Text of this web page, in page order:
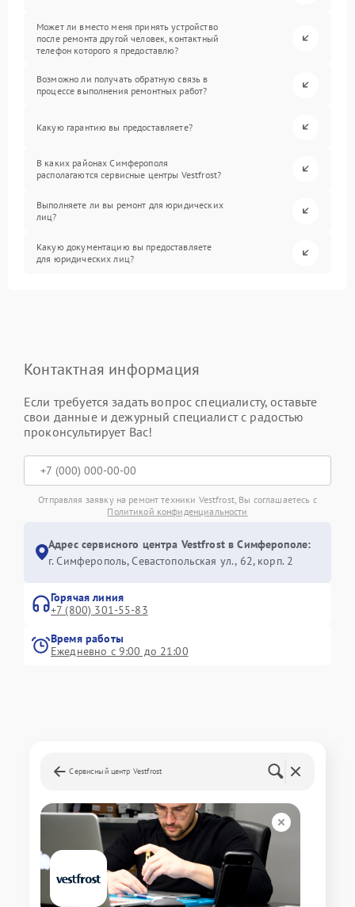
Может ли вместо меня принять устройство
после ремонта другой человек, контактный
телефон которого я предоставлю?
Возможно ли получать обратную связь в
процессе выполнения ремонтных работ?
Какую гарантию вы предоставляете?
В каких районах Симферополя
располагаются сервисные центры Vestfrost?
Выполняете ли вы ремонт для юридических
лиц?
Какую документацию вы предоставляете
для юридических лиц?
Контактная информация
Если требуется задать вопрос специалисту, оставьте
свои данные и дежурный специалист с радостью
проконсультирует Вас!
Отправляя заявку на ремонт техники Vestfrost, Вы соглашаетесь с
Политикой конфиденциальности
Адрес сервисного центра Vestfrost в Симферополе:
г. Симферополь, Севастопольская ул., 62, корп. 2
Горячая линия
+7 (800) 301-55-83
Время работы
Ежедневно с 9:00 до 21:00
Сервисный центр Vestfrost